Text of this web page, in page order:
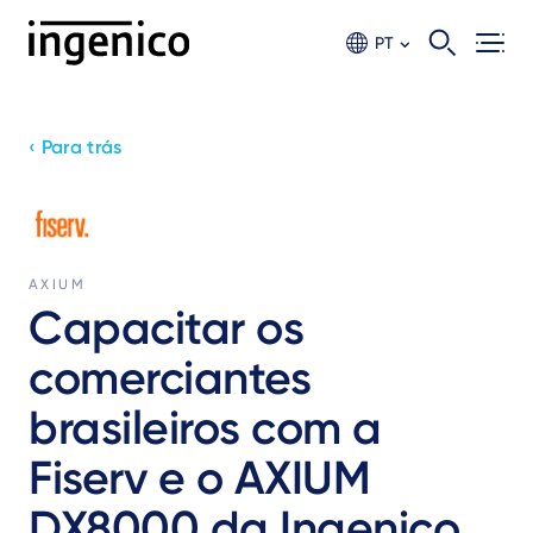
PT
‹ Para trás
AXIUM
Capacitar os
comerciantes
brasileiros com a
Fiserv e o AXIUM